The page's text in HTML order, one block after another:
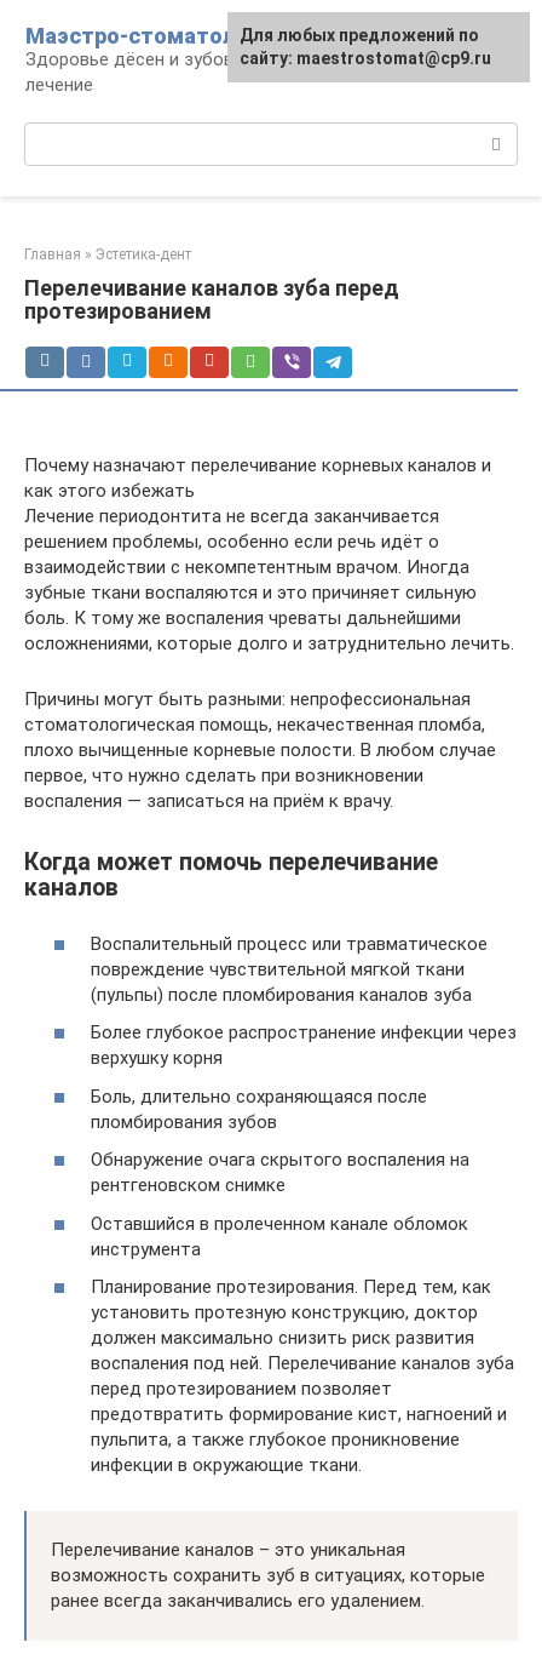
контенту
Маэстро-стоматолог
Здоровье дёсен и зубов, диагностика и
лечение
Главная » Эстетика-дент
Перелечивание каналов зуба перед
протезированием
Почему назначают перелечивание корневых каналов и
как этого избежать
Лечение периодонтита не всегда заканчивается
решением проблемы, особенно если речь идёт о
взаимодействии с некомпетентным врачом. Иногда
зубные ткани воспаляются и это причиняет сильную
боль. К тому же воспаления чреваты дальнейшими
осложнениями, которые долго и затруднительно лечить.
Причины могут быть разными: непрофессиональная
стоматологическая помощь, некачественная пломба,
плохо вычищенные корневые полости. В любом случае
первое, что нужно сделать при возникновении
воспаления — записаться на приём к врачу.
Когда может помочь перелечивание
каналов
Воспалительный процесс или травматическое
повреждение чувствительной мягкой ткани
(пульпы) после пломбирования каналов зуба
Более глубокое распространение инфекции через
верхушку корня
Боль, длительно сохраняющаяся после
пломбирования зубов
Обнаружение очага скрытого воспаления на
рентгеновском снимке
Оставшийся в пролеченном канале обломок
инструмента
Планирование протезирования. Перед тем, как
установить протезную конструкцию, доктор
должен максимально снизить риск развития
воспаления под ней. Перелечивание каналов зуба
перед протезированием позволяет
предотвратить формирование кист, нагноений и
пульпита, а также глубокое проникновение
инфекции в окружающие ткани.
Перелечивание каналов – это уникальная
возможность сохранить зуб в ситуациях, которые
ранее всегда заканчивались его удалением.
Для любых предложений по
сайту: maestrostomat@cp9.ru